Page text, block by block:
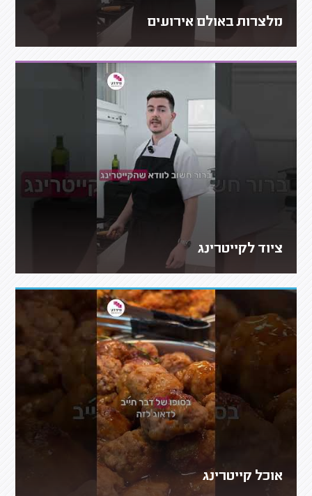
מלצרות באולם אירועים
ציוד לקייטרינג
אוכל קייטרינג